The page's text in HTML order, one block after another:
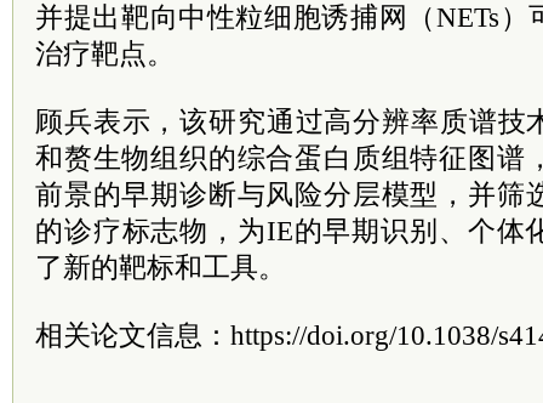
并提出靶向中性粒细胞诱捕网（NETs
治疗靶点。
顾兵表示，该研究通过高分辨率质谱技
和赘生物组织的综合蛋白质组特征图谱
前景的早期诊断与风险分层模型，并筛
的诊疗标志物，为IE的早期识别、个体
了新的靶标和工具。
相关论文信息：https://doi.org/10.1038/